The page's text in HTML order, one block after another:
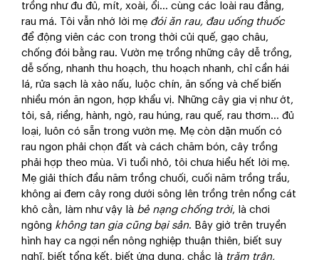
trồng như đu đủ, mít, xoài, ổi... cùng các loài rau đắng,
rau má. Tôi vẫn nhớ lời mẹ đói ăn rau, đau uống thuốc
để động viên các con trong thời củi quế, gạo châu,
chống đói bằng rau. Vườn mẹ trồng những cây dễ trồng,
dễ sống, nhanh thu hoạch, thu hoạch nhanh, chỉ cần hái
lá, rửa sạch là xào nấu, luộc chín, ăn sống và chế biến
nhiều món ăn ngon, hợp khẩu vị. Những cây gia vị như ớt,
tỏi, sả, riềng, hành, ngò, rau húng, rau quế, rau thơm... đủ
loại, luôn có sẵn trong vườn mẹ. Mẹ còn dặn muốn có
rau ngon phải chọn đất và cách chăm bón, cây trồng
phải hợp theo mùa. Vì tuổi nhỏ, tôi chưa hiểu hết lời mẹ.
Mẹ giải thích đầu năm trồng chuối, cuối năm trồng trầu,
không ai đem cây rong dưới sông lên trồng trên nổng cát
khô cằn, làm như vậy là bẻ nạng chống trời, là chơi
ngông không tan gia cũng bại sản. Bây giờ trên truyền
hình hay ca ngợi nền nông nghiệp thuận thiên, biết suy
nghĩ, biết tổng kết, biết ứng dụng, chắc là trăm trận,